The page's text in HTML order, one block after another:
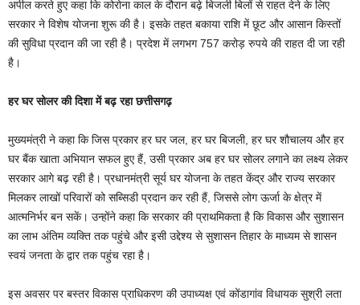
अपील करते हुए कहा कि कोरोना काल के दौरान बढ़े बिजली बिलों से राहत देने के लिए
सरकार ने विशेष योजना शुरू की है। इसके तहत बकाया राशि में छूट और आसान किस्तों
की सुविधा प्रदान की जा रही है। प्रदेश में लगभग 757 करोड़ रुपये की राहत दी जा रही
है।
हर घर सोलर की दिशा में बढ़ रहा छत्तीसगढ़
मुख्यमंत्री ने कहा कि जिस प्रकार हर घर जल, हर घर बिजली, हर घर शौचालय और हर
घर बैंक खाता अभियान सफल हुए हैं, उसी प्रकार अब हर घर सोलर लगाने का लक्ष्य लेकर
सरकार आगे बढ़ रही है। प्रधानमंत्री सूर्य घर योजना के तहत केंद्र और राज्य सरकार
मिलकर लाखों परिवारों को सब्सिडी प्रदान कर रही हैं, जिससे लोग ऊर्जा के क्षेत्र में
आत्मनिर्भर बन सकें। उन्होंने कहा कि सरकार की प्राथमिकता है कि विकास और सुशासन
का लाभ अंतिम व्यक्ति तक पहुंचे और इसी उद्देश्य से सुशासन तिहार के माध्यम से शासन
स्वयं जनता के द्वार तक पहुंच रहा है।
इस अवसर पर बस्तर विकास प्राधिकरण की उपाध्यक्ष एवं कोंडागांव विधायक सुश्री लता